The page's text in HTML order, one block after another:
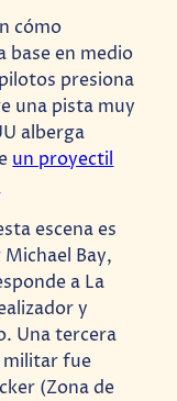
cómo
base en medio
presiona
una pista muy
alberga
un proyectil
escena es
Bay,
a La
y
Una tercera
militar fue
(Zona de